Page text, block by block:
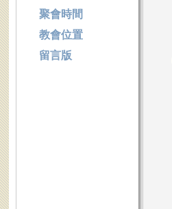
聚會時間
教會位置
留言版